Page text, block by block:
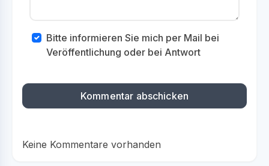
Bitte informieren Sie mich per Mail bei
Veröffentlichung oder bei Antwort
Keine Kommentare vorhanden